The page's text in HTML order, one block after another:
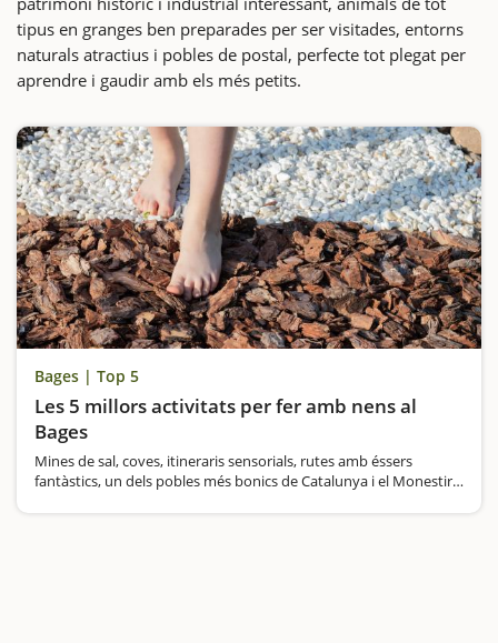
tipus en granges ben preparades per ser visitades, entorns
naturals atractius i pobles de postal, perfecte tot plegat per
aprendre i gaudir amb els més petits.
Bages | Top 5
Les 5 millors activitats per fer amb nens al
Bages
Mines de sal, coves, itineraris sensorials, rutes amb éssers
fantàstics, un dels pobles més bonics de Catalunya i el Monestir